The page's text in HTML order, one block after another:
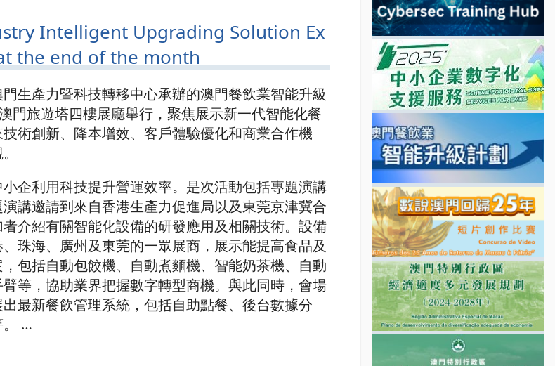
Intelligent Upgrading Solution Ex
the end of the month
生產力暨科技轉移中心承辦的澳門餐飲業智能升級
門旅遊塔四樓展廳舉行，聚焦展示新一代智能化餐
術創新、降本增效、客戶體驗優化和商業合作機
企利用科技提升營運效率。是次活動包括專題演講
講邀請到來自香港生產力促進局以及東莞京津冀合
介紹有關智能化設備的研發應用及相關技術。設備
珠海、廣州及東莞的一眾展商，展示能提高食品及
包括自動包餃機、自動煮麵機、智能奶茶機、自動
等，協助業界把握數字轉型商機。與此同時，會場
最新餐飲管理系統，包括自助點餐、後台數據分
…